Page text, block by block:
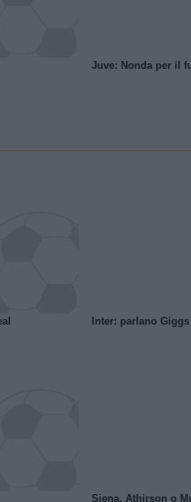
Juve: Nonda per il
Inter: parlano
Siena, Athirson o